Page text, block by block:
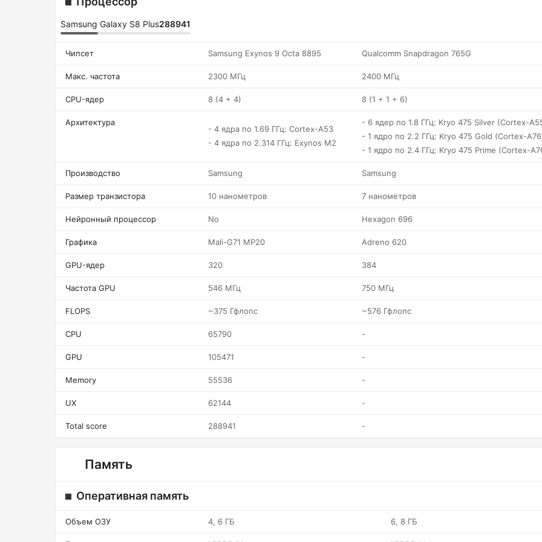
Samsung Galaxy S8 Plus288941
Чипсет Samsung Exynos 9 Octa 8895 Qualcomm Snapdragon 765G
Макс. частота 2300 МГц 2400 МГц
CPU-ядер 8 (4 + 4) 8 (1 + 1 + 6)
Архитектура
- 4 ядра по 1.69 ГГц: Cortex-A53
- 4 ядра по 2.314 ГГц: Exynos M2
- 6 ядер по 1.8 ГГц: Kryo 475 Silver (Cortex-
- 1 ядро по 2.2 ГГц: Kryo 475 Gold (Cortex-
- 1 ядро по 2.4 ГГц: Kryo 475 Prime (Cortex-
Производство Samsung Samsung
Размер транзистора 10 нанометров 7 нанометров
Нейронный процессор No Hexagon 696
Графика Mali-G71 MP20 Adreno 620
GPU-ядер 320 384
Частота GPU 546 МГц 750 МГц
FLOPS ~375 Гфлопс ~576 Гфлопс
CPU 65790 -
GPU 105471 -
Memory 55536 -
UX 62144 -
Total score 288941 -
Память
Оперативная память
Объем ОЗУ 4, 6 ГБ 6, 8 ГБ